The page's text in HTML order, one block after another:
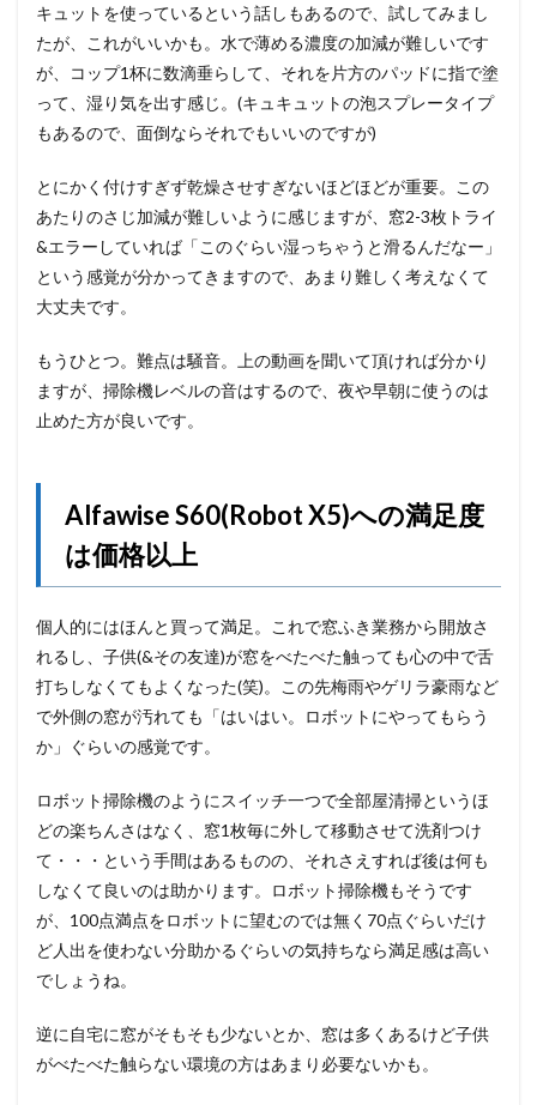
キュットを使っているという話しもあるので、試してみまし
たが、これがいいかも。水で薄める濃度の加減が難しいです
が、コップ1杯に数滴垂らして、それを片方のパッドに指で塗
って、湿り気を出す感じ。(キュキュットの泡スプレータイプ
もあるので、面倒ならそれでもいいのですが)
とにかく付けすぎず乾燥させすぎないほどほどが重要。この
あたりのさじ加減が難しいように感じますが、窓2-3枚トライ
&エラーしていれば「このぐらい湿っちゃうと滑るんだなー」
という感覚が分かってきますので、あまり難しく考えなくて
大丈夫です。
もうひとつ。難点は騒音。上の動画を聞いて頂ければ分かり
ますが、掃除機レベルの音はするので、夜や早朝に使うのは
止めた方が良いです。
Alfawise S60(Robot X5)への満足度
は価格以上
個人的にはほんと買って満足。これで窓ふき業務から開放さ
れるし、子供(&その友達)が窓をべたべた触っても心の中で舌
打ちしなくてもよくなった(笑)。この先梅雨やゲリラ豪雨など
で外側の窓が汚れても「はいはい。ロボットにやってもらう
か」ぐらいの感覚です。
ロボット掃除機のようにスイッチ一つで全部屋清掃というほ
どの楽ちんさはなく、窓1枚毎に外して移動させて洗剤つけ
て・・・という手間はあるものの、それさえすれば後は何も
しなくて良いのは助かります。ロボット掃除機もそうです
が、100点満点をロボットに望むのでは無く70点ぐらいだけ
ど人出を使わない分助かるぐらいの気持ちなら満足感は高い
でしょうね。
逆に自宅に窓がそもそも少ないとか、窓は多くあるけど子供
がべたべた触らない環境の方はあまり必要ないかも。